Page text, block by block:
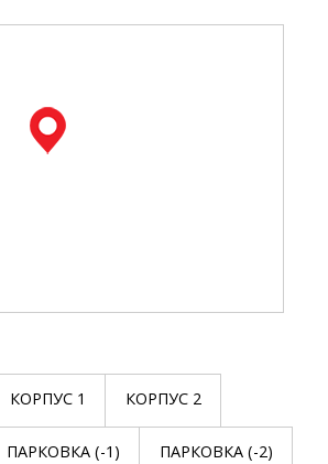
КОРПУС 1 КОРПУС 2
ПАРКОВКА (-1) ПАРКОВКА (-2)